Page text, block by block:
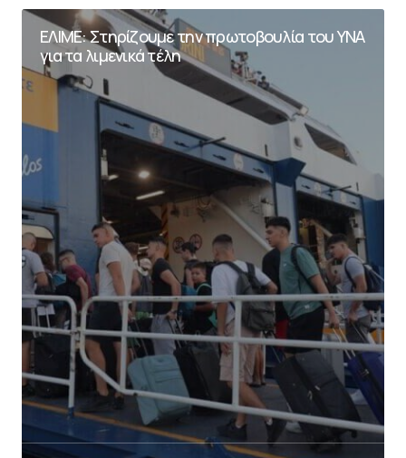
ΕΛΙΜΕ: Στηρίζουμε την πρωτοβουλία του ΥΝΑ
για τα λιμενικά τέλη